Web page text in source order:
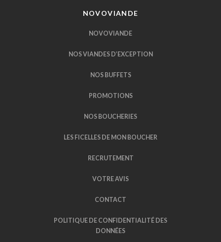
NOVOVIANDE
NOVOVIANDE
NOS VIANDES D’EXCEPTION
NOS BUFFETS
PROMOTIONS
NOS BOUCHERIES
LES FICELLES DE MON BOUCHER
RECRUTEMENT
VOTRE AVIS
CONTACT
POLITIQUE DE CONFIDENTIALITÉ DES
DONNÉES